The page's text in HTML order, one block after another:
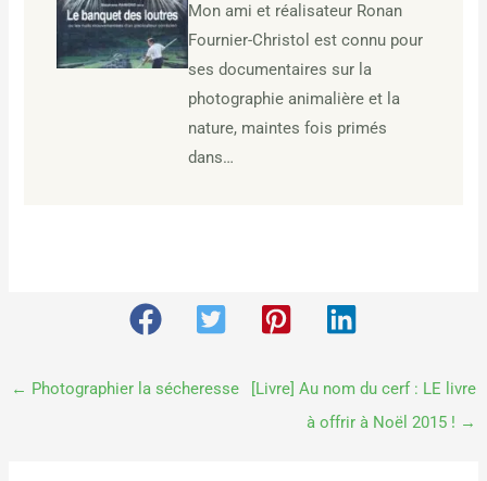
Mon ami et réalisateur Ronan
Fournier-Christol est connu pour
ses documentaires sur la
photographie animalière et la
nature, maintes fois primés
dans…
← Photographier la sécheresse
[Livre] Au nom du cerf : LE livre
à offrir à Noël 2015 ! →